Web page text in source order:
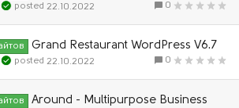
0
22.10.2022
Grand Restaurant WordPress V6.7
0
22.10.2022
Around - Multipurpose Business